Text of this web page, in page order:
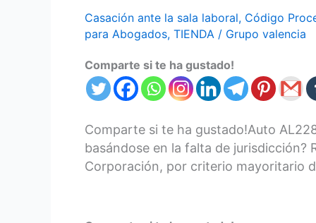
Casación ante la sala laboral, Código
para Abogados, TIENDA / Grupo valencia
Comparte si te ha gustado!
Comparte si te ha gustado!Auto
basándose en la falta de jurisdicción?
Corporación, por criterio mayoritario